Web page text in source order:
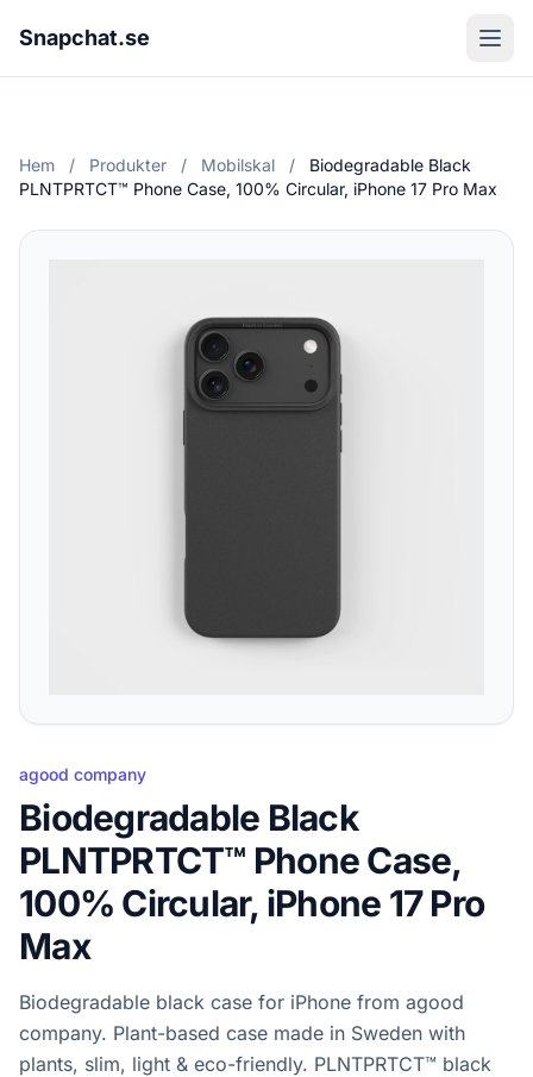
Snapchat.se
Hem / Produkter / Mobilskal /
Biodegradable Black
PLNTPRTCT™ Phone Case, 100% Circular, iPhone 17 Pro Max
agood company
Biodegradable Black
PLNTPRTCT™ Phone Case,
100% Circular, iPhone 17 Pro
Max
Biodegradable black case for iPhone from agood
company. Plant-based case made in Sweden with
plants, slim, light & eco-friendly. PLNTPRTCT™ black